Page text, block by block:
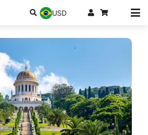
USD